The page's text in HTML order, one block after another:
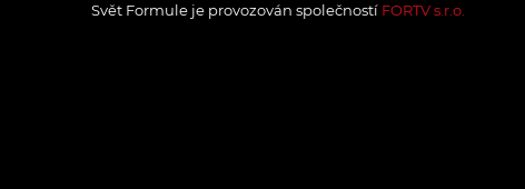
Svět Formule je provozován společností FORTV s.r.o.